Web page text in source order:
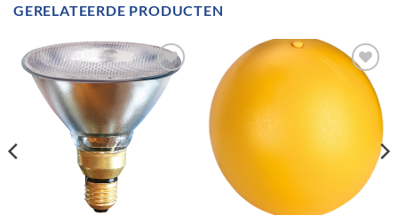
GERELATEERDE PRODUCTEN